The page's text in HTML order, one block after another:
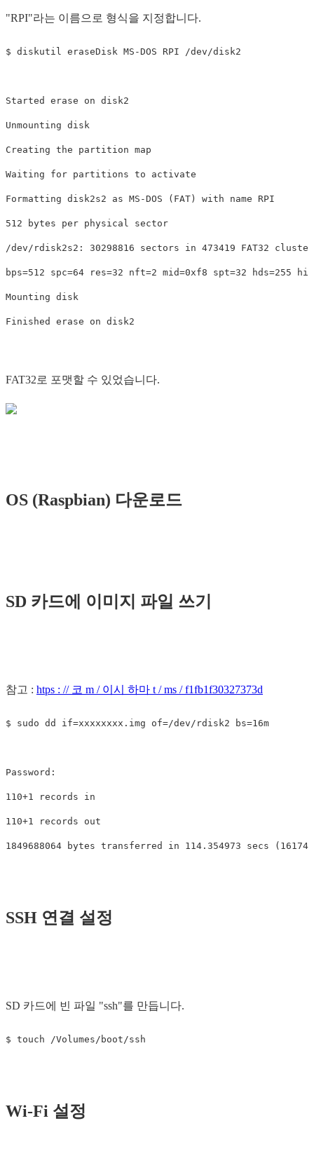
"RPI"라는 이름으로 형식을 지정합니다.
$ diskutil eraseDisk MS-DOS RPI /dev/disk2
Started erase on disk2
Unmounting disk
Creating the partition map
Waiting for partitions to activate
Formatting disk2s2 as MS-DOS (FAT) with name RPI
512 bytes per physical sector
/dev/rdisk2s2: 30298816 sectors in 473419 FAT32
bps=512 spc=64 res=32 nft=2 mid=0xf8 spt=32 hds=255
Mounting disk
FAT32로 포맷할 수 있었습니다.
OS (Raspbian) 다운로드
SD 카드에 이미지 파일 쓰기
참고 : htps : // 코 m / 이시 하마 t / ms / f1fb1f30327373d
$ sudo dd if=xxxxxxxx.img of=/dev/rdisk2 bs=16m
Password:
110+1 records in
110+1 records out
SSH 연결 설정
SD 카드에 빈 파일 "ssh"를 만듭니다.
Wi-Fi 설정